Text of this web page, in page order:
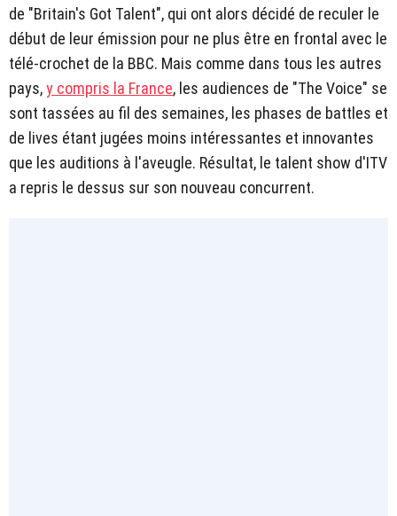
de "Britain's Got Talent", qui ont alors décidé de reculer le
début de leur émission pour ne plus être en frontal avec le
télé-crochet de la BBC. Mais comme dans tous les autres
pays,y compris la France, les audiences de "The Voice" se
sont tassées au fil des semaines, les phases de battles et
de lives étant jugées moins intéressantes et innovantes
que les auditions à l'aveugle. Résultat, le talent show d'ITV
a repris le dessus sur son nouveau concurrent.